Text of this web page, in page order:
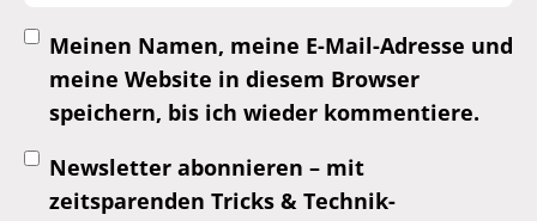
Meinen Namen, meine E-Mail-Adresse und
meine Website in diesem Browser
speichern, bis ich wieder kommentiere.
Newsletter abonnieren – mit
zeitsparenden Tricks & Technik-